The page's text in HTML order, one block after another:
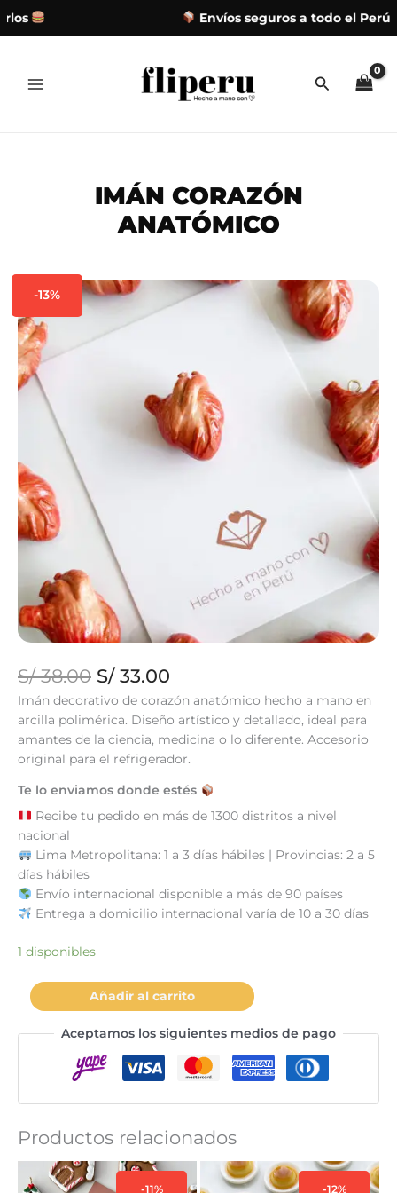
Envíos seguros a todo el Perú
contenido
IMÁN CORAZÓN
ANATÓMICO
-13%
S/38.00 El
precio
original
era:
S/ 38.00.
S/33.00
precio
actual
es:
S/ 33.00.
Imán decorativo de corazón anatómico hecho a mano en
arcilla polimérica. Diseño artístico y detallado, ideal para
amantes de la ciencia, medicina o lo diferente. Accesorio
original para el refrigerador.
Te lo enviamos donde estés
Recibe tu pedido en más de 1300 distritos a nivel
nacional
Lima Metropolitana: 1 a 3 días hábiles | Provincias: 2 a 5
días hábiles
Envío internacional disponible a más de 90 países
Entrega a domicilio internacional varía de 10 a 30 días
1 disponibles
Imán
corazón
anatómico
Añadir al carrito
Aceptamos los siguientes medios de pago
Productos relacionados
-11% -12%